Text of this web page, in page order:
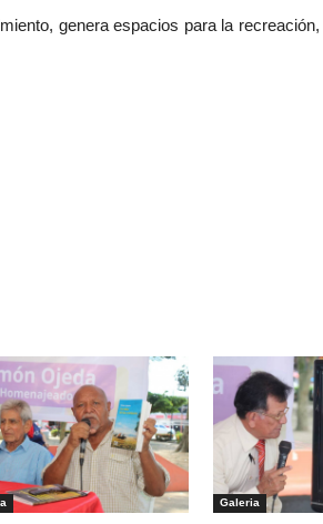
genera espacios para la
Galeria